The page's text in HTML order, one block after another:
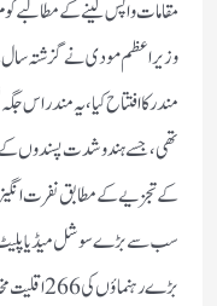
مقامات واپس لینے کے مطالبے
وزیراعظم مودی نے گزشتہ سال
مندر کا افتتاح کیا،یہ مندر اس
کے تجزیے کے مطابق نفرت
سب سے بڑے سوشل میڈیا پلیٹ
بڑے